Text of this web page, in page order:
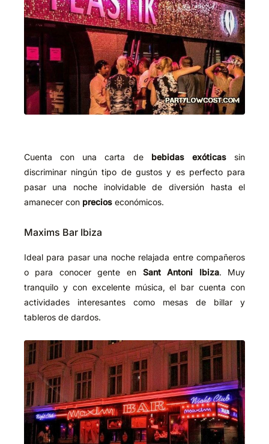
Cuenta con una carta de bebidas exóticas sin
discriminar ningún tipo de gustos y es perfecto para
pasar una noche inolvidable de diversión hasta el
amanecer con precioseconómicos.
Maxims Bar Ibiza
Ideal para pasar una noche relajada entre compañeros
o para conocer gente en Sant Antoni Ibiza. Muy
tranquilo y con excelente música, el bar cuenta con
actividades interesantes como mesas de billar y
tableros de dardos.